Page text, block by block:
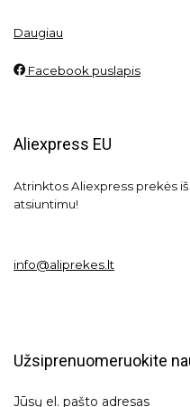
Daugiau
Facebook puslapis
Aliexpress EU
Atrinktos Aliexpress prekės iš
atsiuntimu!
info@aliprekes.lt
Užsiprenuomeruokite
Jūsų el. pašto adresas